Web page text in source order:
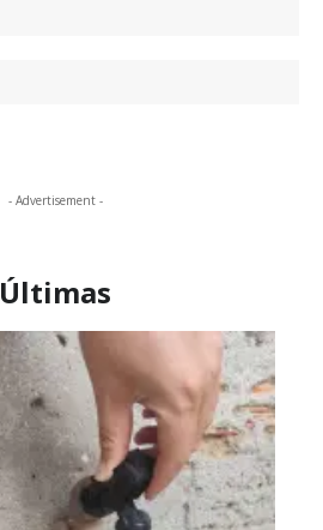
- Advertisement -
Últimas